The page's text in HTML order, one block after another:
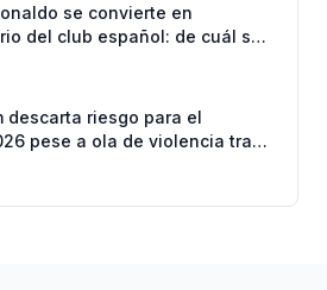
se convierte en
del club español: de cuál se
descarta riesgo para el
pese a ola de violencia tras
Mencho”